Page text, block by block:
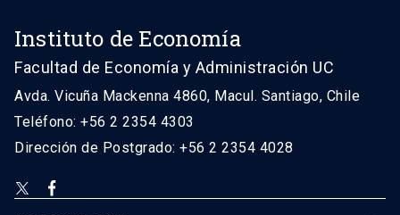
Instituto de Economía
Facultad de Economía y Administración UC
Avda. Vicuña Mackenna 4860, Macul. Santiago, Chile
Teléfono: +56 2 2354 4303
Dirección de Postgrado: +56 2 2354 4028